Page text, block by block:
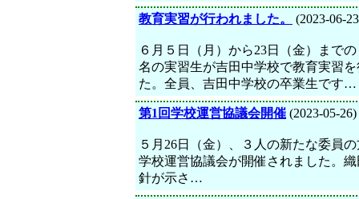
教育実習が行われました。 (2023-06-
６月５日（月）から23日（金）まで
名の実習生が吉田中学校で教育実習
た。全員、吉田中学校の卒業生です…
第1回学校運営協議会開催 (2023-05-26)
５月26日（金）、３人の新たな委員
学校運営協議会が開催されました。
針が示さ…